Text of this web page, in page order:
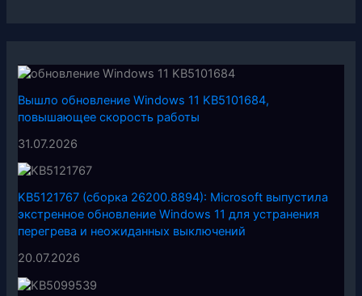
Вышло обновление Windows 11 KB5101684,
повышающее скорость работы
31.07.2026
KB5121767 (сборка 26200.8894): Microsoft выпустила
экстренное обновление Windows 11 для устранения
перегрева и неожиданных выключений
20.07.2026